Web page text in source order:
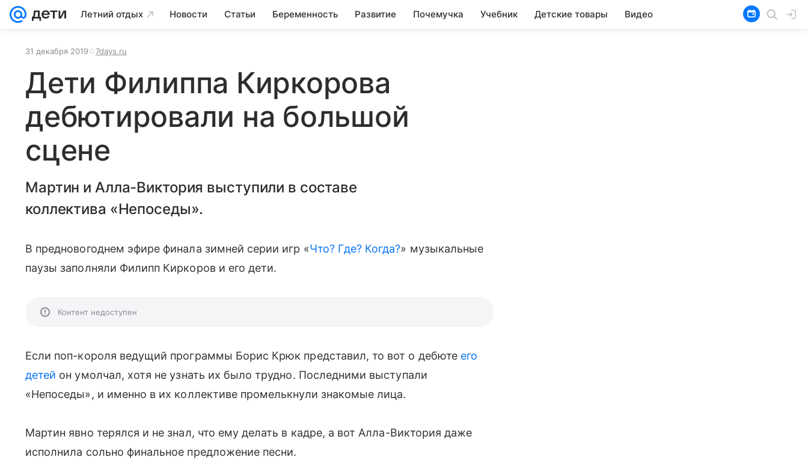
Летний отдых Новости Статьи Беременность Развитие Почемучка Учебник Детские товары Видео
31 декабря 2019 7days.ru
Дети Филиппа Киркорова
дебютировали на большой
сцене
Мартин и Алла-Виктория выступили в составе
коллектива «Непоседы».
В предновогоднем эфире финала зимней серии игр «Что? Где? Когда?» музыкальные
паузы заполняли Филипп Киркоров и его дети.
Контент недоступен
Если поп-короля ведущий программы Борис Крюк представил, то вот о дебюте его
детей он умолчал, хотя не узнать их было трудно. Последними выступали
«Непоседы», и именно в их коллективе промелькнули знакомые лица.
Мартин явно терялся и не знал, что ему делать в кадре, а вот Алла-Виктория даже
исполнила сольно финальное предложение песни.